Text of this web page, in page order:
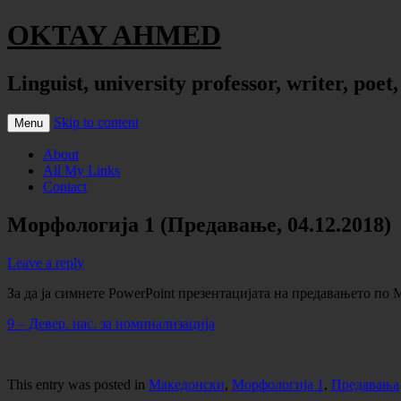
OKTAY AHMED
Linguist, university professor, writer,
Menu Skip to content
About
All My Links
Contact
Морфологија 1 (Предавање, 04.12.2018)
Leave a reply
За да ја симнете PowerPoint презентацијата на предавањето
9 – Девер. нас. за номинализација
This entry was posted in Македонски, Морфологија 1 , Предавања